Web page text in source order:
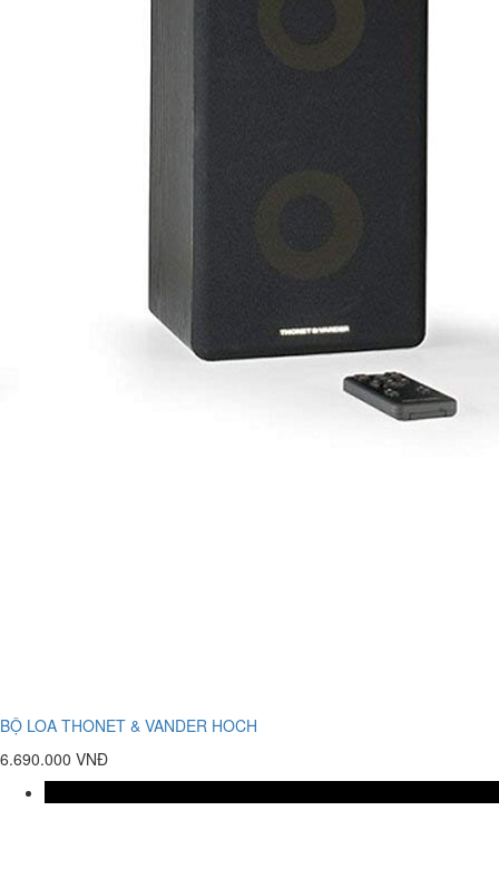
BỘ LOA THONET & VANDER HOCH
6.690.000 VNĐ